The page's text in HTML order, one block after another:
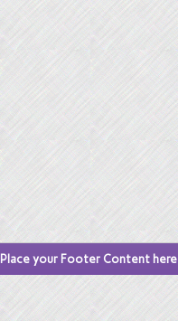
Place your Footer Content here